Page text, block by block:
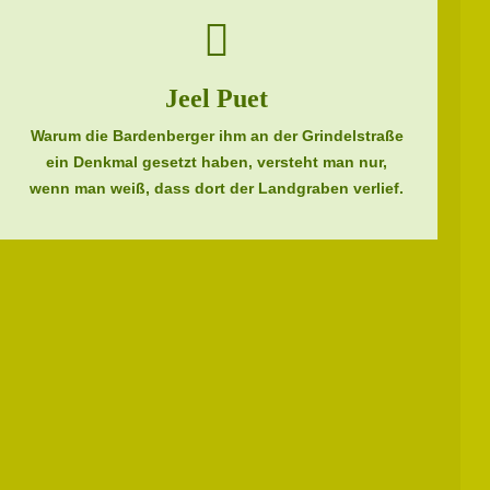
Jeel Puet
Warum die Bardenberger ihm an der Grindelstraße
ein Denkmal gesetzt haben, versteht man nur,
wenn man weiß, dass dort der Landgraben verlief.